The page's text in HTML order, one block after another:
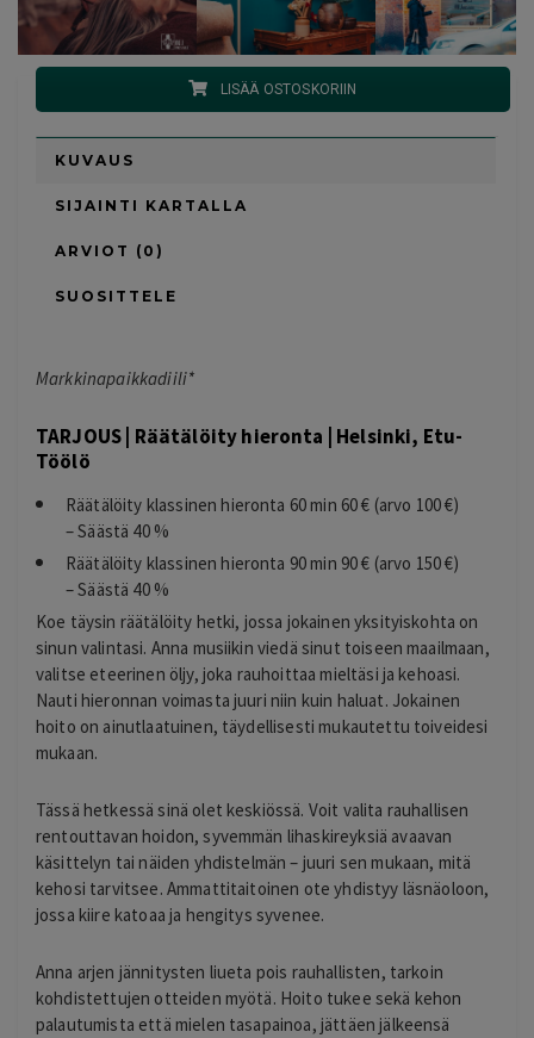
LISÄÄ OSTOSKORIIN
KUVAUS
SIJAINTI KARTALLA
ARVIOT (0)
SUOSITTELE
Markkinapaikkadiili*
TARJOUS | Räätälöity hieronta | Helsinki, Etu-
Töölö
Räätälöity klassinen hieronta 60 min 60 € (arvo 100 €)
– Säästä 40 %
Räätälöity klassinen hieronta 90 min 90 € (arvo 150 €)
– Säästä 40 %
Koe täysin räätälöity hetki, jossa jokainen yksityiskohta on
sinun valintasi. Anna musiikin viedä sinut toiseen maailmaan,
valitse eteerinen öljy, joka rauhoittaa mieltäsi ja kehoasi.
Nauti hieronnan voimasta juuri niin kuin haluat. Jokainen
hoito on ainutlaatuinen, täydellisesti mukautettu toiveidesi
mukaan.
Tässä hetkessä sinä olet keskiössä. Voit valita rauhallisen
rentouttavan hoidon, syvemmän lihaskireyksiä avaavan
käsittelyn tai näiden yhdistelmän – juuri sen mukaan, mitä
kehosi tarvitsee. Ammattitaitoinen ote yhdistyy läsnäoloon,
jossa kiire katoaa ja hengitys syvenee.
Anna arjen jännitysten liueta pois rauhallisten, tarkoin
kohdistettujen otteiden myötä. Hoito tukee sekä kehon
palautumista että mielen tasapainoa, jättäen jälkeensä